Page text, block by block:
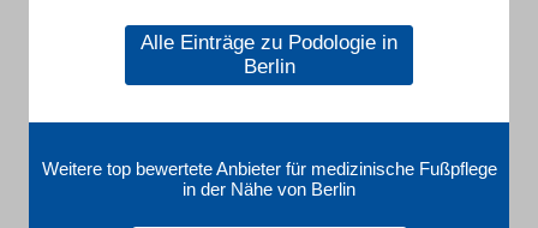
Alle Einträge zu Podologie in
Berlin
Weitere top bewertete Anbieter für medizinische Fußpflege
in der Nähe von Berlin